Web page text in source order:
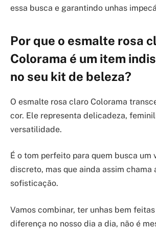
essa busca e garantindo unhas
Por que o esmalte rosa
Colorama é um item
no seu kit de beleza?
O esmalte rosa claro Colorama
cor. Ele representa delicadeza,
versatilidade.
É o tom perfeito para quem busca um
discreto, mas que ainda assim chama
sofisticação.
Vamos combinar, ter unhas bem
diferença no nosso dia a dia, não é